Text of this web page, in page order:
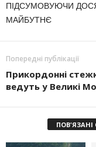
ПІДСУМОВУЮЧИ
МАЙБУТНЄ
Попередні публікації
Прикордонні
ведуть у Великі
ПОВ'ЯЗАНІ